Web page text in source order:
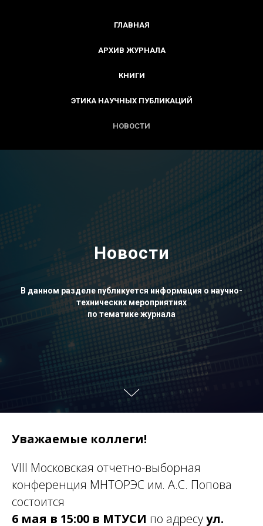
ГЛАВНАЯ
АРХИВ ЖУРНАЛА
КНИГИ
ЭТИКА НАУЧНЫХ ПУБЛИКАЦИЙ
НОВОСТИ
Новости
В данном разделе публикуется информация о научно-
технических мероприятиях
по тематике журнала
Уважаемые коллеги!
VIII Московская отчетно-выборная
конференция МНТОРЭС им. А.С. Попова
состоится
6 мая в 15:00 в МТУСИ по адресуул.